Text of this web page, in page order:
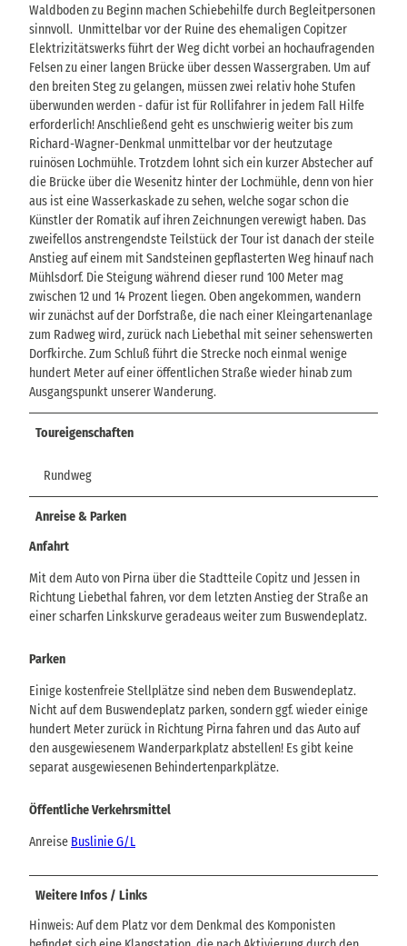
Waldboden zu Beginn machen Schiebehilfe durch Begleitpersonen
sinnvoll. Unmittelbar vor der Ruine des ehemaligen Copitzer
Elektrizitätswerks führt der Weg dicht vorbei an hochaufragenden
Felsen zu einer langen Brücke über dessen Wassergraben. Um auf
den breiten Steg zu gelangen, müssen zwei relativ hohe Stufen
überwunden werden - dafür ist für Rollifahrer in jedem Fall Hilfe
erforderlich! Anschließend geht es unschwierig weiter bis zum
Richard-Wagner-Denkmal unmittelbar vor der heutzutage
ruinösen Lochmühle. Trotzdem lohnt sich ein kurzer Abstecher auf
die Brücke über die Wesenitz hinter der Lochmühle, denn von hier
aus ist eine Wasserkaskade zu sehen, welche sogar schon die
Künstler der Romatik auf ihren Zeichnungen verewigt haben. Das
zweifellos anstrengendste Teilstück der Tour ist danach der steile
Anstieg auf einem mit Sandsteinen gepflasterten Weg hinauf nach
Mühlsdorf. Die Steigung während dieser rund 100 Meter mag
zwischen 12 und 14 Prozent liegen. Oben angekommen, wandern
wir zunächst auf der Dorfstraße, die nach einer Kleingartenanlage
zum Radweg wird, zurück nach Liebethal mit seiner sehenswerten
Dorfkirche. Zum Schluß führt die Strecke noch einmal wenige
hundert Meter auf einer öffentlichen Straße wieder hinab zum
Ausgangspunkt unserer Wanderung.
Toureigenschaften
Rundweg
Anreise & Parken
Anfahrt
Mit dem Auto von Pirna über die Stadtteile Copitz und Jessen in
Richtung Liebethal fahren, vor dem letzten Anstieg der Straße an
einer scharfen Linkskurve geradeaus weiter zum Buswendeplatz.
Parken
Einige kostenfreie Stellplätze sind neben dem Buswendeplatz.
Nicht auf dem Buswendeplatz parken, sondern ggf. wieder einige
hundert Meter zurück in Richtung Pirna fahren und das Auto auf
den ausgewiesenem Wanderparkplatz abstellen! Es gibt keine
separat ausgewiesenen Behindertenparkplätze.
Öffentliche Verkehrsmittel
Anreise Buslinie G/L
Weitere Infos / Links
Hinweis: Auf dem Platz vor dem Denkmal des Komponisten